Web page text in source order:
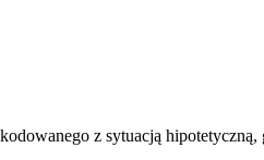
z sytuacją hipotetyczną,